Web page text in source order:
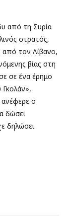
από τη Συρία
στρατός,
από τον Λίβανο,
βίας στη
σε ένα έρημο
ο
δώσει
δηλώσει